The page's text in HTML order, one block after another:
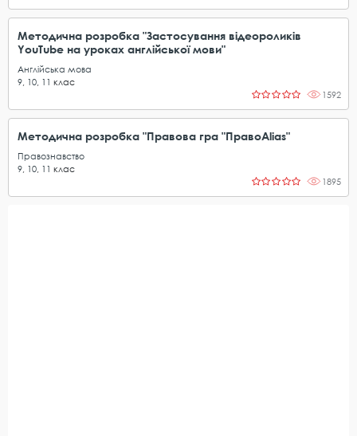
Методична розробка "Застосування відеороликів
YouTube на уроках англійської мови"
Англійська мова
9 10 11 клас
1592
Методична розробка "Правова гра "ПравоAlias"
Правознавство
9 10 11 клас
1895